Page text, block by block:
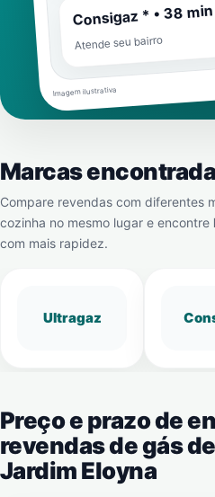
Consigaz * • 38 min
Atende seu bairro
Imagem ilustrativa
Marcas
Compare revendas com diferentes
cozinha no mesmo lugar e encontre
com mais rapidez.
Ultragaz
Preço e prazo de
revendas de gás
Jardim Eloyna